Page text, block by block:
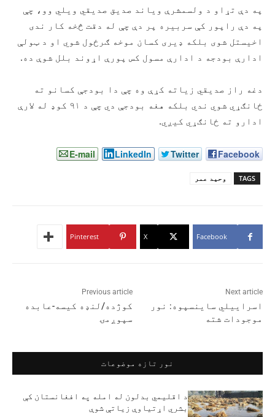
په دې تړاو د ولسمشرې ویاند صدیق صدیقي ویلي وو، چې
په دې راپور کې سربیره پر دې چې له دقت څخه کار ندی
اخیستل شوی بلکه ډیری کسان موخه ګرځول شوي او د ټولې
ادارې بودجه د ادارې مسول کس پورې اړوند بلل شوې ده.
دغه راز صدیقي زیاته کړې وه چې دا بودجې کسانو ته
ځانګړي شوي ندي بلکه هغه بودجې دي چې د ۹۱ کوډ له لارې
ادارو ته ځانګړي کیږي.
Facebook
Twitter
LinkedIn
E-mail
TAGS وحید عمر
Facebook
X
Pinterest
Previous article
کوژده/لنډه کیسه-عابده
سپوږمۍ
Next article
اسراییلي ساینسپوه: نور
موجودات شته
نور تازه موضوعات
د اقلیمي بدلون له امله په افغانستان کې
بشري اړتیاوې زیاتې شوې